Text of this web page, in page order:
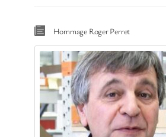
Hommage Roger Perret